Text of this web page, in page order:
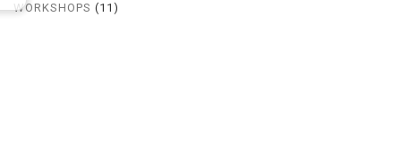
WORKSHOPS (11)